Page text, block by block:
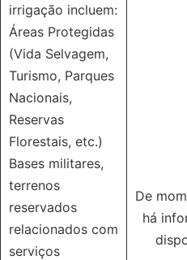
irrigação incluem:
Áreas Protegidas
(Vida Selvagem,
Turismo, Parques
Nacionais,
Reservas
Florestais, etc.)
Bases militares,
terrenos
reservados
relacionados com
serviços
De
há